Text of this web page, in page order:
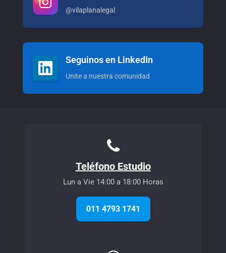
@vilaplanalegal
Seguinos en LinkedIn
Unite a nuestra comunidad
Teléfono Estudio
Lun a Vie 14:00 a 18:00 Horas
011 4793 1741